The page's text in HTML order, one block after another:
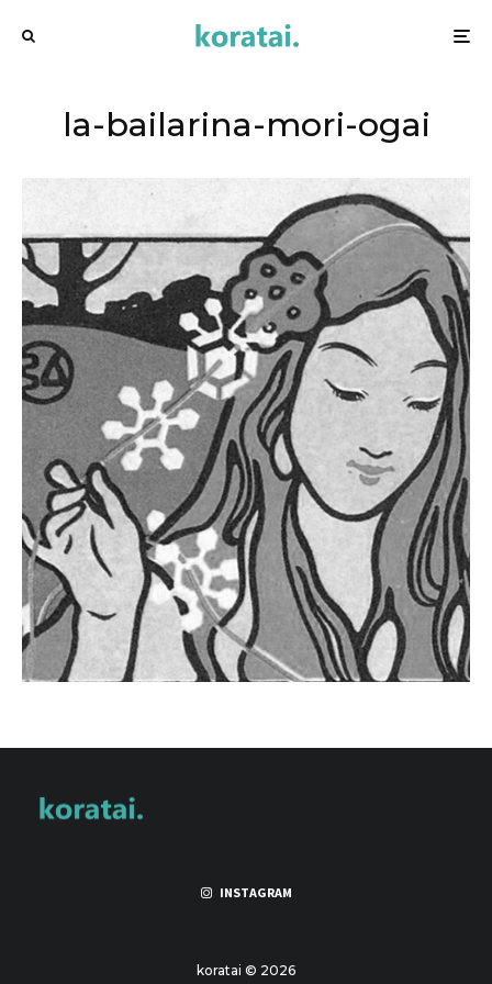
la-bailarina-mori-ogai
INSTAGRAM
koratai © 2026